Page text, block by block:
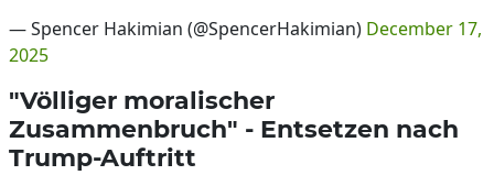
— Spencer Hakimian (@SpencerHakimian) December 17,
2025
"Völliger moralischer
Zusammenbruch" - Entsetzen nach
Trump-Auftritt